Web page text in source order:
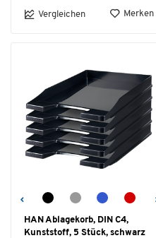
Vergleichen Merken
HAN Ablagekorb, DIN C4,
Kunststoff, 5 Stück, schwarz